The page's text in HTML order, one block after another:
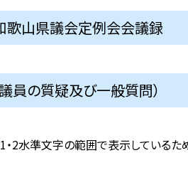
山県議会定例会会議録
員の質疑及び一般質問）
2水準文字の範囲で表示しているた